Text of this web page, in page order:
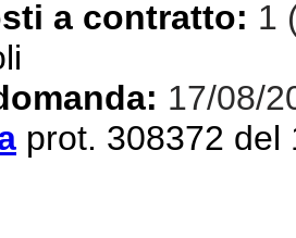
a contratto: 1
17/08/
prot. 308372 del